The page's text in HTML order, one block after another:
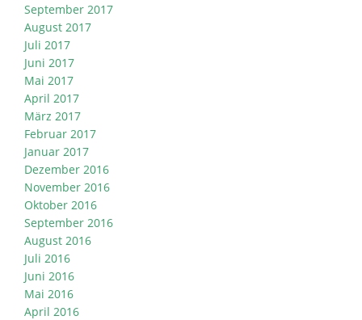
September 2017
August 2017
Juli 2017
Juni 2017
Mai 2017
April 2017
März 2017
Februar 2017
Januar 2017
Dezember 2016
November 2016
Oktober 2016
September 2016
August 2016
Juli 2016
Juni 2016
Mai 2016
April 2016